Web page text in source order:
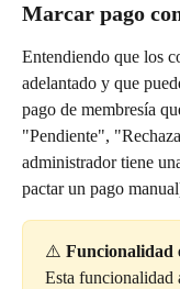
Marcar pago
Entendiendo que los
adelantado y que
pago de membresía
"Pendiente",
administrador tiene
pactar un pago
⚠️ Funcionalidad
Esta funcionalidad